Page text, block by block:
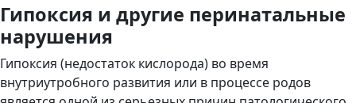
Гипоксия и другие перинатальные
нарушения
Гипоксия (недостаток кислорода) во время
внутриутробного развития или в процессе родов